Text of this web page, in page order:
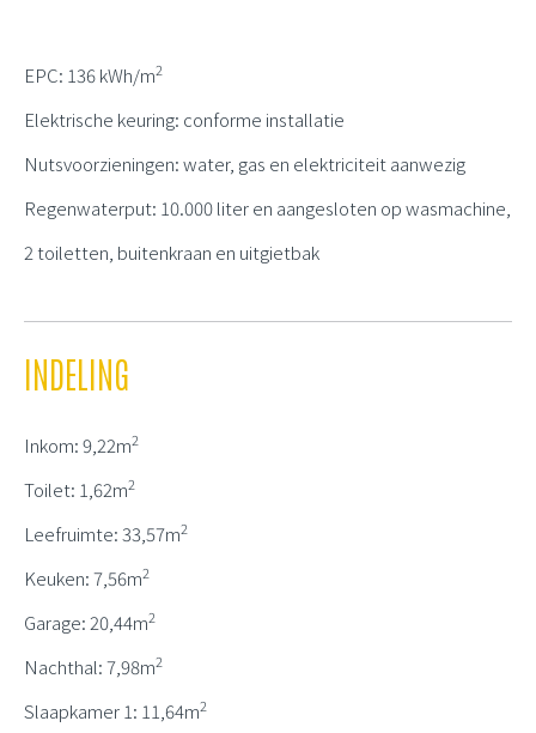
EPC: 136 kWh/m2
Elektrische keuring: conforme installatie
Nutsvoorzieningen: water, gas en elektriciteit aanwezig
Regenwaterput: 10.000 liter en aangesloten op wasmachine,
2 toiletten, buitenkraan en uitgietbak
INDELING
Inkom: 9,22m2
Toilet: 1,62m2
Leefruimte: 33,57m2
Keuken: 7,56m2
Garage: 20,44m2
Nachthal: 7,98m2
Slaapkamer 1: 11,64m2